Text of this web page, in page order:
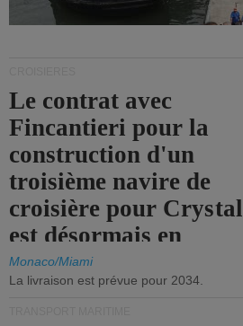
Le contrat avec
Fincantieri pour la
construction d'un
troisième navire de
croisière pour Crystal
est désormais en
vigueur.
Monaco/Miami
La livraison est prévue pour 2034.